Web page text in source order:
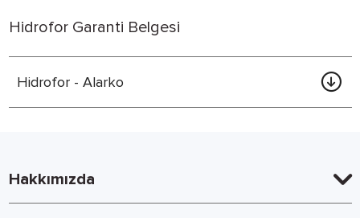
Hidrofor Garanti Belgesi
Hidrofor - Alarko
Hakkımızda